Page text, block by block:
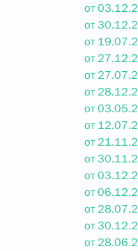
Федеральный закон
О внесении изменений в
кодекса Российской
Федеральный закон от
О внесении изменений в
от
от
от
от
от
от
от
от
от
от
от
от
от
от
от